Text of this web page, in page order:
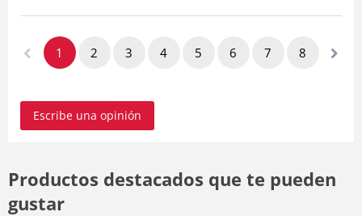
1 2 3 4 5 6 7 8
Escribe una opinión
Productos destacados que te pueden
gustar